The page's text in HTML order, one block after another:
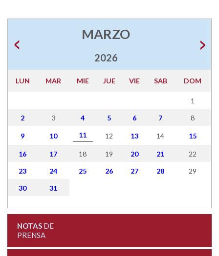
MARZO
2026
LUN MAR MIE JUE VIE SAB DOM
1
2 3 4 5 6 7 8
9 10 11 12 13 14 15
16 17 18 19 20 21 22
23 24 25 26 27 28 29
30 31
NOTASDE
PRENSA